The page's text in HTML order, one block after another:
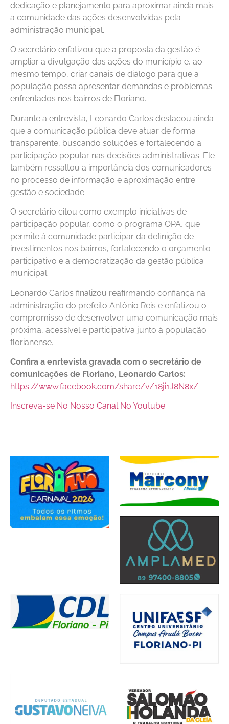
dedicação e planejamento para aproximar ainda mais
a comunidade das ações desenvolvidas pela
administração municipal.
O secretário enfatizou que a proposta da gestão é
ampliar a divulgação das ações do município e, ao
mesmo tempo, criar canais de diálogo para que a
população possa apresentar demandas e problemas
enfrentados nos bairros de Floriano.
Durante a entrevista, Leonardo Carlos destacou ainda
que a comunicação pública deve atuar de forma
transparente, buscando soluções e fortalecendo a
participação popular nas decisões administrativas. Ele
também ressaltou a importância dos comunicadores
no processo de informação e aproximação entre
gestão e sociedade.
O secretário citou como exemplo iniciativas de
participação popular, como o programa OPA, que
permite à comunidade participar da definição de
investimentos nos bairros, fortalecendo o orçamento
participativo e a democratização da gestão pública
municipal.
Leonardo Carlos finalizou reafirmando confiança na
administração do prefeito Antônio Reis e enfatizou o
compromisso de desenvolver uma comunicação mais
próxima, acessível e participativa junto à população
florianense.
Confira a enrtevista gravada com o secretário de
comunicações de Floriano, Leonardo Carlos:
https://www.facebook.com/share/v/18ji1J8N8x/
Inscreva-se No Nosso Canal No Youtube